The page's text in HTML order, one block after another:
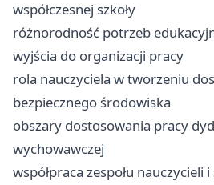
współczesnej szkoły
różnorodność potrzeb
wyjścia do organizacji pracy
rola nauczyciela w tworzeniu
bezpiecznego środowiska
obszary dostosowania pracy
wychowawczej
współpraca zespołu nauczycieli